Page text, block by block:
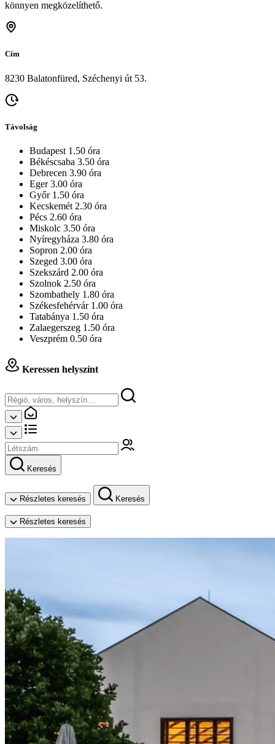
könnyen megközelíthető.
Cím
8230 Balatonfüred, Széchenyi út 53.
Távolság
Budapest 1.50 óra
Békéscsaba 3.50 óra
Debrecen 3.90 óra
Eger 3.00 óra
Győr 1.50 óra
Kecskemét 2.30 óra
Pécs 2.60 óra
Miskolc 3.50 óra
Nyíregyháza 3.80 óra
Sopron 2.00 óra
Szeged 3.00 óra
Szekszárd 2.00 óra
Szolnok 2.50 óra
Szombathely 1.80 óra
Székesfehérvár 1.00 óra
Tatabánya 1.50 óra
Zalaegerszeg 1.50 óra
Veszprém 0.50 óra
Keressen helyszínt
Keresés
Részletes keresés Keresés
Részletes keresés